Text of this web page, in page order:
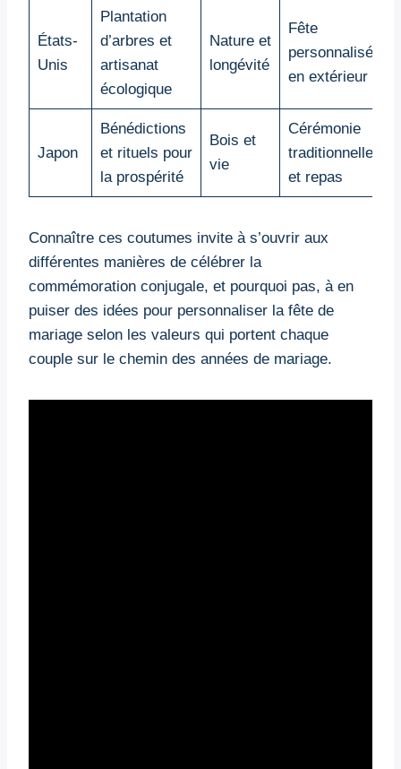
États-
Unis
Plantation
d’arbres et
artisanat
écologique
Nature et
longévité
Fête
personnalisée
en extérieur
Japon
Bénédictions
et rituels pour
la prospérité
Bois et
vie
Cérémonie
traditionnelle
et repas
Connaître ces coutumes invite à s’ouvrir aux
différentes manières de célébrer la
commémoration conjugale, et pourquoi pas, à en
puiser des idées pour personnaliser la fête de
mariage selon les valeurs qui portent chaque
couple sur le chemin des années de mariage.